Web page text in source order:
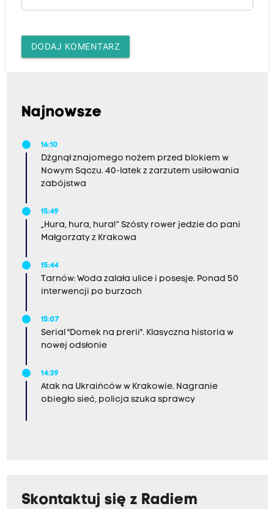
DODAJ KOMENTARZ
Najnowsze
16:10
Dźgnął znajomego nożem przed blokiem w
Nowym Sączu. 40-latek z zarzutem usiłowania
zabójstwa
15:49
„Hura, hura, hura!” Szósty rower jedzie do pani
Małgorzaty z Krakowa
15:44
Tarnów: Woda zalała ulice i posesje. Ponad 50
interwencji po burzach
15:07
Serial "Domek na prerii". Klasyczna historia w
nowej odsłonie
14:39
Atak na Ukraińców w Krakowie. Nagranie
obiegło sieć, policja szuka sprawcy
Skontaktuj się z Radiem